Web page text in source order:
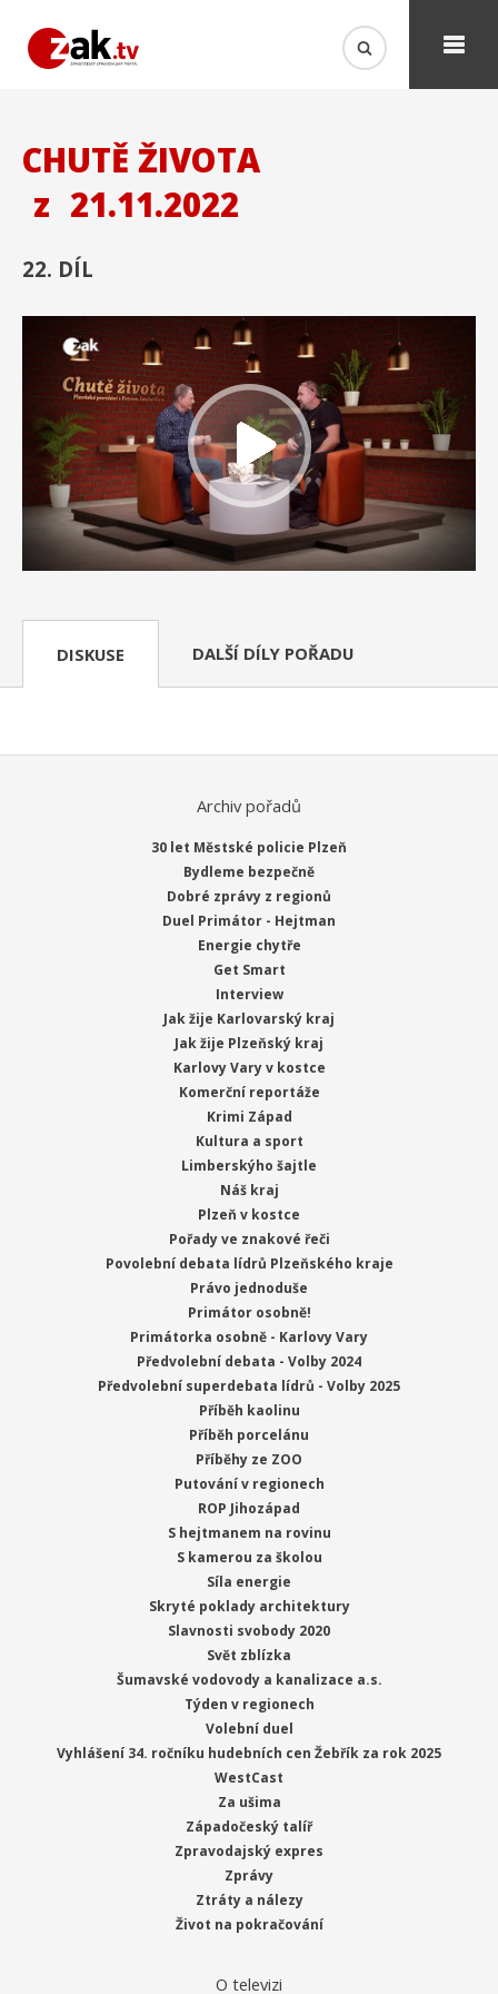
CHUTĚ ŽIVOTA
z 21.11.2022
22. DÍL
DISKUSE DALŠÍ DÍLY POŘADU
Archiv pořadů
30 let Městské policie Plzeň
Bydleme bezpečně
Dobré zprávy z regionů
Duel Primátor - Hejtman
Energie chytře
Get Smart
Interview
Jak žije Karlovarský kraj
Jak žije Plzeňský kraj
Karlovy Vary v kostce
Komerční reportáže
Krimi Západ
Kultura a sport
Limberskýho šajtle
Náš kraj
Plzeň v kostce
Pořady ve znakové řeči
Povolební debata lídrů Plzeňského kraje
Právo jednoduše
Primátor osobně!
Primátorka osobně - Karlovy Vary
Předvolební debata - Volby 2024
Předvolební superdebata lídrů - Volby 2025
Příběh kaolinu
Příběh porcelánu
Příběhy ze ZOO
Putování v regionech
ROP Jihozápad
S hejtmanem na rovinu
S kamerou za školou
Síla energie
Skryté poklady architektury
Slavnosti svobody 2020
Svět zblízka
Šumavské vodovody a kanalizace a.s.
Týden v regionech
Volební duel
Vyhlášení 34. ročníku hudebních cen Žebřík za rok 2025
WestCast
Za ušima
Západočeský talíř
Zpravodajský expres
Zprávy
Ztráty a nálezy
Život na pokračování
O televizi